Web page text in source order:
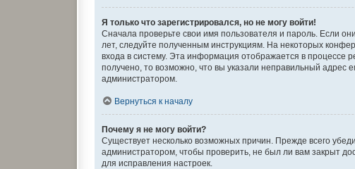
Я только что зарегистрировался, но не могу войти!
Сначала проверьте свои имя пользователя и пароль. Если
лет, следуйте полученным инструкциям. На некоторых
входа в систему. Эта информация отображается в процессе
получено, то возможно, что вы указали неправильный адрес
администратором.
Вернуться к началу
Почему я не могу войти?
Существует несколько возможных причин. Прежде всего
администратором, чтобы проверить, не был ли вам закрыт
для исправления настроек.